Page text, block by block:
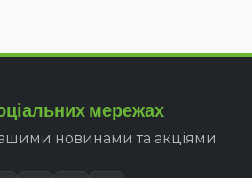
мережах
новинами та акціями